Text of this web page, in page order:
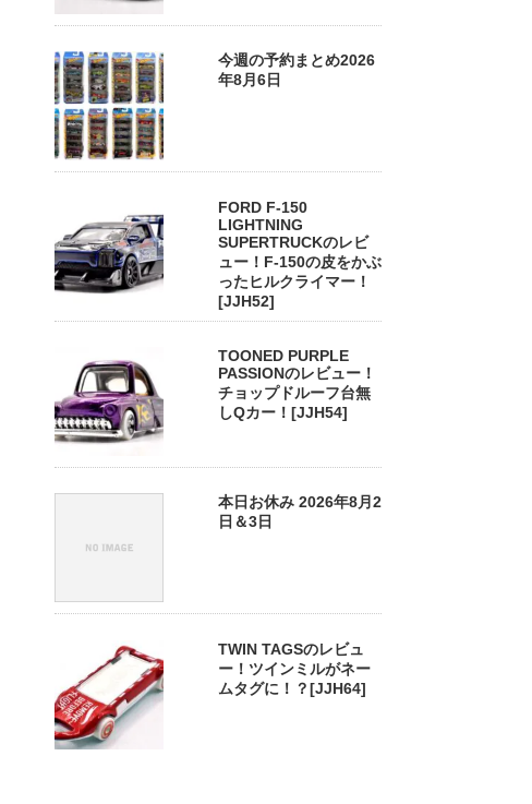
今週の予約まとめ2026
年8月6日
FORD F-150
LIGHTNING
SUPERTRUCKのレビ
ュー！F-150の皮をかぶ
ったヒルクライマー！
[JJH52]
TOONED PURPLE
PASSIONのレビュー！
チョップドルーフ台無
しQカー！[JJH54]
本日お休み 2026年8月2
日＆3日
TWIN TAGSのレビュ
ー！ツインミルがネー
ムタグに！？[JJH64]